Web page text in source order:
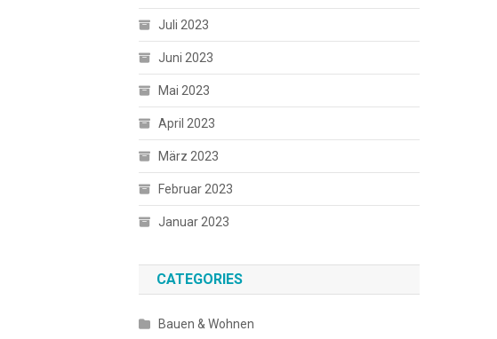
Juli 2023
Juni 2023
Mai 2023
April 2023
März 2023
Februar 2023
Januar 2023
CATEGORIES
Bauen & Wohnen